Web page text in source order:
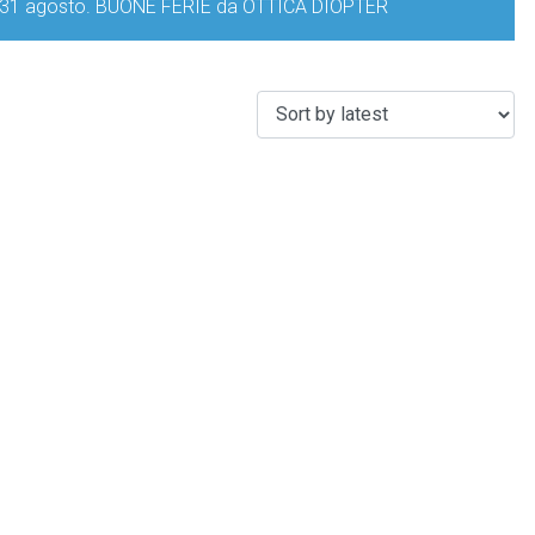
BUONE FERIE da OTTICA DIOPTER